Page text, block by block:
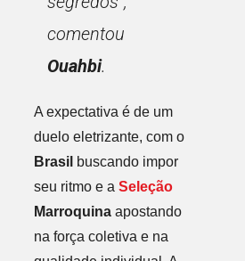
comentou
Ouahbi.
A expectativa é de um
duelo eletrizante, com o
Brasil buscando impor
seu ritmo e a Seleção
Marroquinaapostando
na força coletiva e na